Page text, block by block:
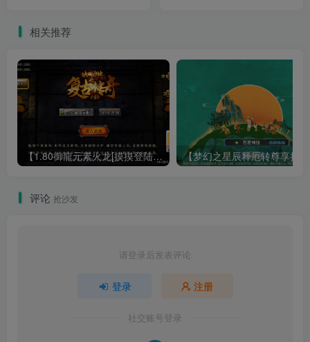
相关推荐
【1.80御龍元素火龙[摸摸登陆器]】战神引擎WIN服务端+GM工具+充值后台+双端+架设教程
评论 抢沙发
请登录后发表评论
登录 注册
社交账号登录